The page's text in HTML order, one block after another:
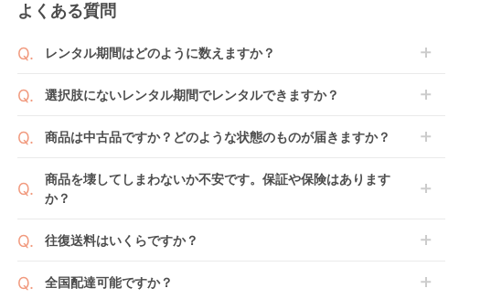
よくある質問
レンタル期間はどのように数えますか？
ります。
者（佐川急便）に商品の引渡しとなります。
選択肢にないレンタル期間でレンタルできますか？
です。
くか、もしくは6ヶ月レンタルご注文の上で、早期にご返却くださ
い。
商品は中古品ですか？どのような状態のものが届きますか？
す。
新品商品はメーカーから仕入れた状態のものをお送りします。商品に
ます。
ざいます。その際、メーカーの都合によっては、表示されているお届
商品を壊してしまわないか不安です。保証や保険はあります
か？
ご注文時に商品と一緒にカートへ入れ安心補償オプションをご購入く
２つのプランごとに補償内容は異なります。
往復送料はいくらですか？
ページから住所を入力すると送料が確認いただけます。
全国配達可能ですか？